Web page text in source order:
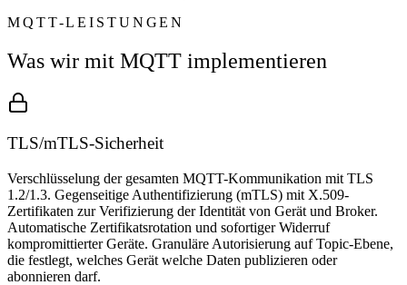
MQTT-LEISTUNGEN
Was wir mit MQTT implementieren
TLS/mTLS-Sicherheit
Verschlüsselung der gesamten MQTT-Kommunikation mit TLS
1.2/1.3. Gegenseitige Authentifizierung (mTLS) mit X.509-
Zertifikaten zur Verifizierung der Identität von Gerät und Broker.
Automatische Zertifikatsrotation und sofortiger Widerruf
kompromittierter Geräte. Granuläre Autorisierung auf Topic-Ebene,
die festlegt, welches Gerät welche Daten publizieren oder
abonnieren darf.